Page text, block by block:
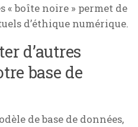
boîte noire » permet de
d’éthique numérique.
d’autres
base de
de base de données,